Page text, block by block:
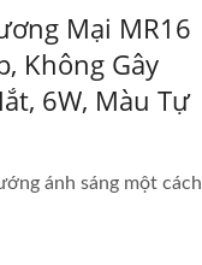
Mại MR16
Không Gây
6W, Màu Tự
ánh sáng một cách